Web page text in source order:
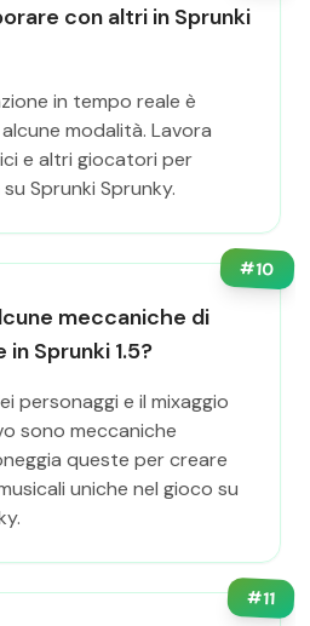
con altri in Sprunki
in tempo reale è
modalità. Lavora
e altri giocatori per
Sprunki Sprunky.
#10
meccaniche di
Sprunki 1.5?
personaggi e il mixaggio
sono meccaniche
queste per creare
uniche nel gioco su
#11